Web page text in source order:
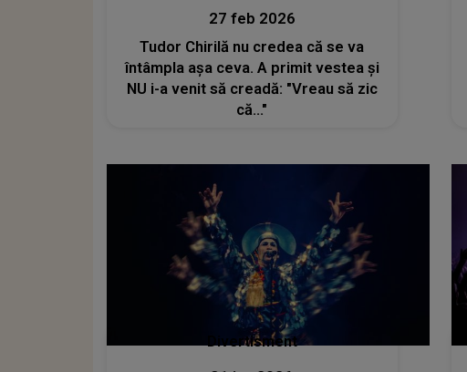
27 feb 2026
Tudor Chirilă nu credea că se va
întâmpla așa ceva. A primit vestea și
NU i-a venit să creadă: "Vreau să zic
că..."
Divertisment